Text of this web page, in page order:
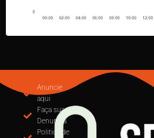
Anuncie
aqui
Faça sua
Denuncia
Politica de